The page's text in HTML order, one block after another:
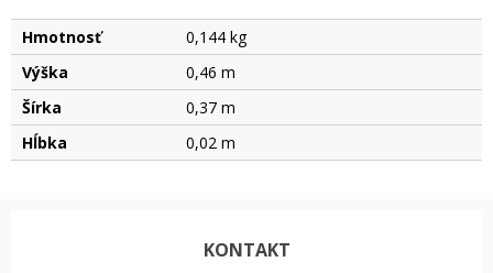
Hmotnosť
0,144 kg
Výška
0,46 m
Šírka
0,37 m
Hĺbka
0,02 m
KONTAKT